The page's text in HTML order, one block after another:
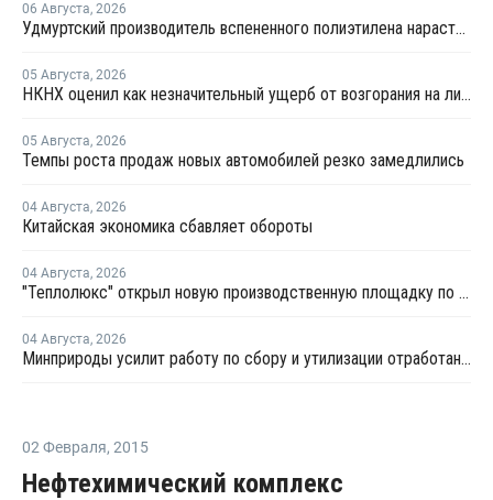
06 Августа, 2026
Удмуртский производитель вспененного полиэтилена нарастит выпуск на 15%
05 Августа, 2026
НКНХ оценил как незначительный ущерб от возгорания на линии полистирола
05 Августа, 2026
Темпы роста продаж новых автомобилей резко замедлились
04 Августа, 2026
Китайская экономика сбавляет обороты
04 Августа, 2026
"Теплолюкс" открыл новую производственную площадку по выпуску инженерных систем
04 Августа, 2026
Минприроды усилит работу по сбору и утилизации отработанных шин
02 Февраля, 2015
Нефтехимический комплекс